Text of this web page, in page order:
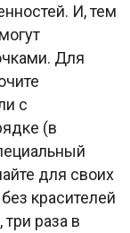
И, тем
Для
с
(в
для своих
красителей
три раза в